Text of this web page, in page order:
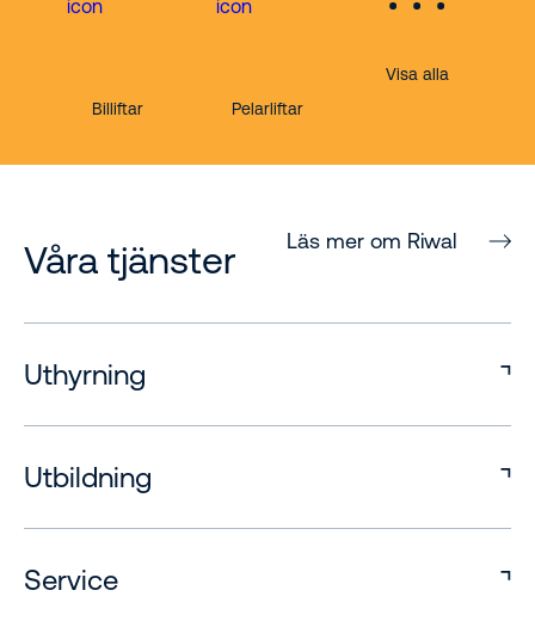
Billiftar Pelarliftar
Visa alla
Våra tjänster Läs mer om Riwal
Uthyrning
Utbildning
Service